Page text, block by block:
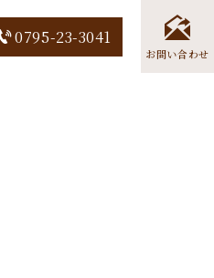
0795-23-3041
お問い合わせ